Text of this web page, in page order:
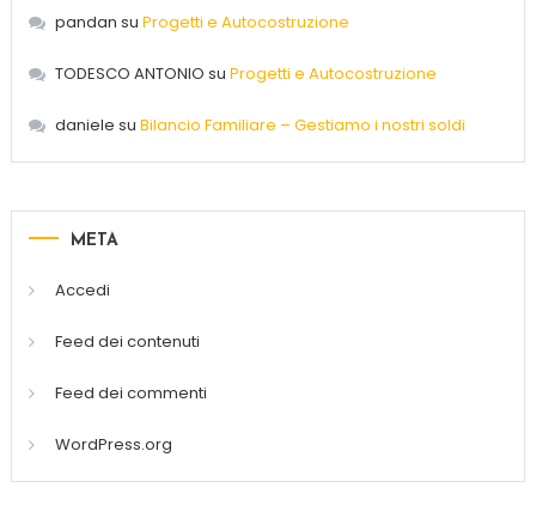
pandan su Progetti e Autocostruzione
TODESCO ANTONIO su Progetti e Autocostruzione
daniele su Bilancio Familiare – Gestiamo i nostri soldi
META
Accedi
Feed dei contenuti
Feed dei commenti
WordPress.org